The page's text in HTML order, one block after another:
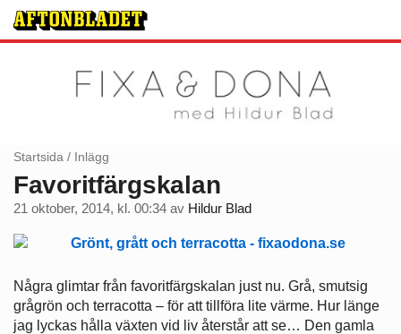
Startsida / Inlägg
Favoritfärgskalan
21 oktober, 2014, kl. 00:34 av Hildur Blad
Några glimtar från favoritfärgskalan just nu. Grå, smutsig
grågrön och terracotta – för att tillföra lite värme. Hur länge
jag lyckas hålla växten vid liv återstår att se… Den gamla